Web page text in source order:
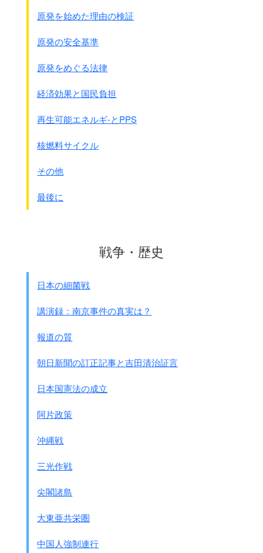
とす。
以下の部隊長は鉄血勤皇隊の訓練を援助するものとす。
工学校)
中学)
校）
防衛通信隊の訓練を実施するものとす。
当該各部隊長の訓練を援助するものとす。
添付の訓練に関する指示に基づいて定めるものとす。
第62師団長 藤岡 武雄
という言葉が再三出てきますが
どのような覚書なのでしょうか？
●鉄血勤皇隊の編成ならびに活用に関する覚書
沖縄県知事
この覚書は、沖縄県における中学校ならびに
現地軍ならびに県当局との間の合意である。
現地守備隊長と現地現地県当局
定される。
南西諸島は重大な戦場になることに鑑み、
学徒を各学校ごとに鉄血勤皇隊に編成
而して非常事態が生じた際には、
す。
1.鉄血勤皇隊の編成は、
原発を始めた理由の検証
原発の安全基準
原発をめぐる法律
経済効果と国民負担
再生可能エネルギ-とPPS
核燃料サイクル
その他
最後に
戦争・歴史
日本の細菌戦
講演録：南京事件の真実は？
報道の質
朝日新聞の訂正記事と吉田清治証言
日本国憲法の成立
阿片政策
沖縄戦
三光作戦
尖閣諸島
大東亜共栄圏
中国人強制連行